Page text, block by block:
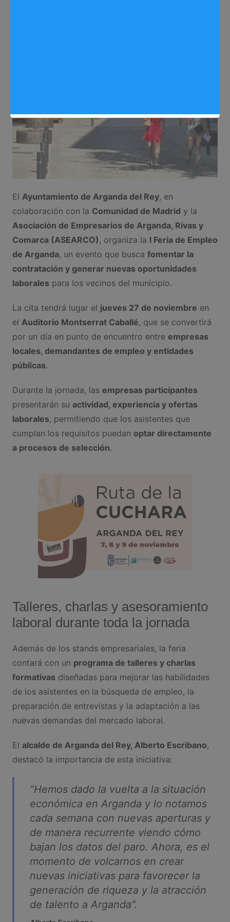
El Ayuntamiento de Arganda del Rey, en
colaboración con la Comunidad de Madrid y la
Asociación de Empresarios de Arganda, Rivas y
Comarca (ASEARCO) , organiza la I Feria de Empleo
de Arganda, un evento que busca fomentar la
contratación y generar nuevas oportunidades
laboralespara los vecinos del municipio.
La cita tendrá lugar el jueves 27 de noviembre en
el Auditorio Montserrat Caballé, que se convertirá
por un día en punto de encuentro entre empresas
locales, demandantes de empleo y entidades
públicas.
Durante la jornada, las empresas participantes
presentarán su actividad, experiencia y ofertas
laborales, permitiendo que los asistentes que
cumplan los requisitos puedan optar directamente
a procesos de selección.
Talleres, charlas y asesoramiento
laboral durante toda la jornada
Además de los stands empresariales, la feria
contará con un programa de talleres y charlas
formativasdiseñadas para mejorar las habilidades
de los asistentes en la búsqueda de empleo, la
preparación de entrevistas y la adaptación a las
nuevas demandas del mercado laboral.
El alcalde de Arganda del Rey, Alberto Escribano,
destacó la importancia de esta iniciativa:
“Hemos dado la vuelta a la situación
económica en Arganda y lo notamos
cada semana con nuevas aperturas y
de manera recurrente viendo cómo
bajan los datos del paro. Ahora, es el
momento de volcarnos en crear
nuevas iniciativas para favorecer la
generación de riqueza y la atracción
de talento a Arganda”.